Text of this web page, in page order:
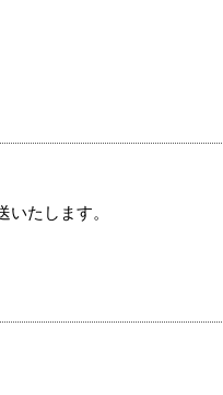
たします。